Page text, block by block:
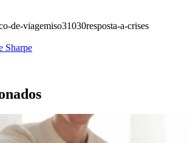
de-viagemiso31030resposta-a-crises
Sharpe